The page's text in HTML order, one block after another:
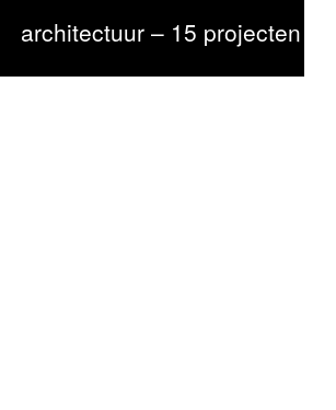
architectuur – 15 projecten